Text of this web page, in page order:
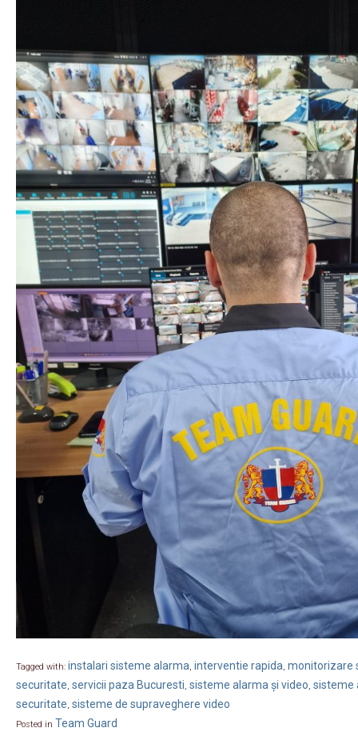
Tagged with: instalari sisteme alarma, interventie rapida, monitorizare
securitate, servicii paza Bucuresti, sisteme alarma și video, sisteme
securitate, sisteme de supraveghere video
Posted in Team Guard